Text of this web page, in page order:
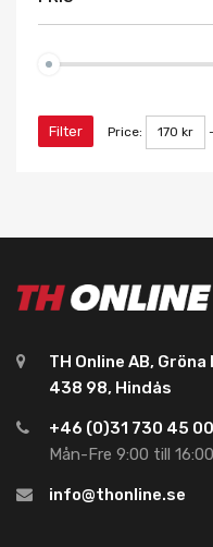
Filter Price: 170 kr
TH Online AB, Gröna
438 98, Hindås
+46 (0)31 730 45 00
Mån-Fre 9:00 till 16:00
info@thonline.se